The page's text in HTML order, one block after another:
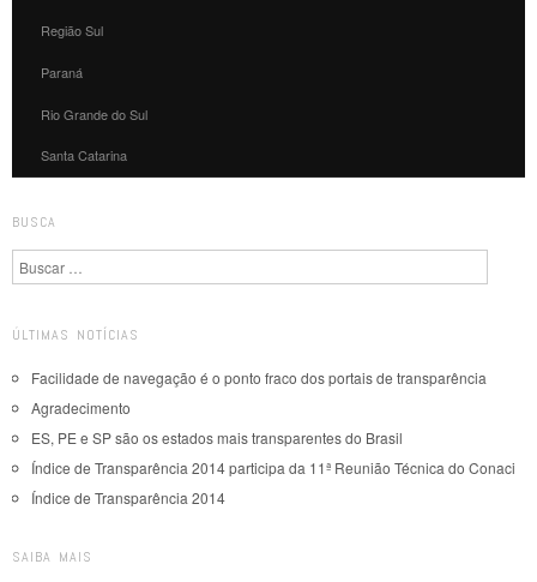
Região Sul
Paraná
Rio Grande do Sul
Santa Catarina
BUSCA
Pesquisa
ÚLTIMAS NOTÍCIAS
Facilidade de navegação é o ponto fraco dos portais de transparência
Agradecimento
ES, PE e SP são os estados mais transparentes do Brasil
Índice de Transparência 2014 participa da 11ª Reunião Técnica do Conaci
Índice de Transparência 2014
SAIBA MAIS